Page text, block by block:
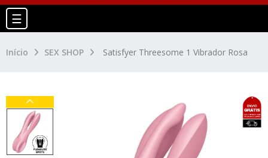
Toggle navigation
☰
Início SEX SHOP Satisfyer Threesome 1 Vibrador Rosa